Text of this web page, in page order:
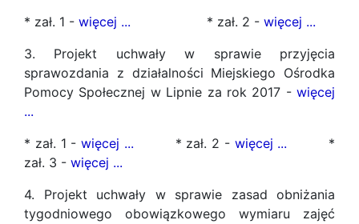
* zał. 1 - więcej ... * zał. 2 - więcej ...
3. Projekt uchwały w sprawie przyjęcia
sprawozdania z działalności Miejskiego Ośrodka
Pomocy Społecznej w Lipnie za rok 2017 - więcej
...
* zał. 1 - więcej ... * zał. 2 - więcej ... *
zał. 3 - więcej ...
4. Projekt uchwały w sprawie zasad obniżania
tygodniowego obowiązkowego wymiaru zajęć